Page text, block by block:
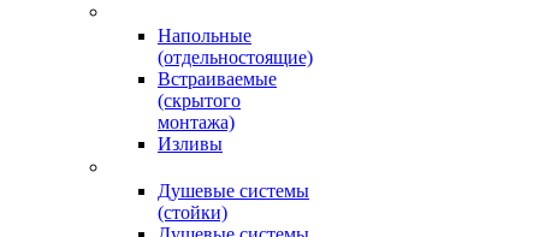
Напольные
(отдельностоящие)
Встраиваемые
(скрытого
монтажа)
Изливы
Душевые системы
(стойки)